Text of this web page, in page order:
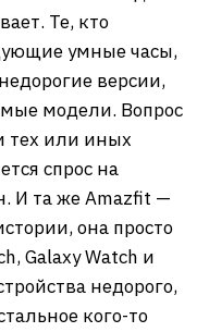
Те, кто
умные часы,
версии,
модели. Вопрос
тех или иных
спрос на
И та же Amazfit —
она просто
Galaxy Watch и
недорого,
кого-то